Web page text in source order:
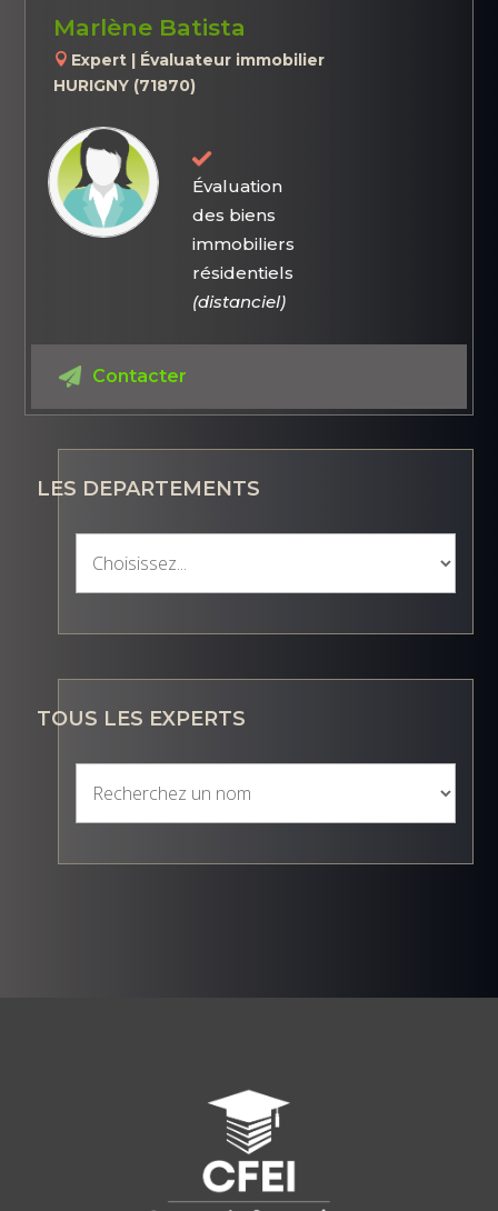
Marlène Batista
Expert | Évaluateur immobilier
HURIGNY (71870)
Évaluation
des biens
immobiliers
résidentiels
(distanciel)
Contacter
LES DEPARTEMENTS
TOUS LES EXPERTS